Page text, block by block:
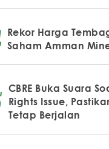
Rekor Harga
Saham Amman
CBRE Buka Suara
Rights Issue,
Tetap Berjalan